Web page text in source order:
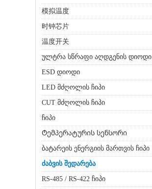
模拟温度
时钟芯片
温度开关
ულტრა სწრაფი აღდგენის დიოდი
ESD დიოდი
LED მძღოლის ჩიპი
CUT მძღოლის ჩიპი
ჩიპი
Ტემპერატურის სენსორი
ბატარეის ენერგიის მართვის ჩიპი
ძაბვის შედარება
RS-485 / RS-422 ჩიპი